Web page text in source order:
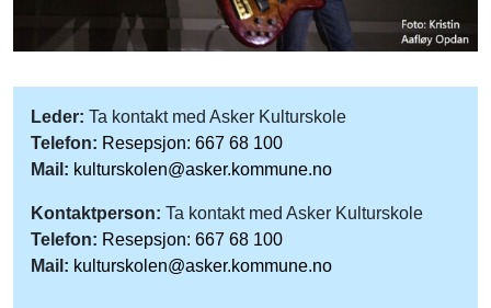
Leder: Ta kontakt med Asker Kulturskole
Telefon: Resepsjon: 667 68 100
Mail: kulturskolen@asker.kommune.no
Kontaktperson: Ta kontakt med Asker Kulturskole
Telefon: Resepsjon: 667 68 100
Mail: kulturskolen@asker.kommune.no